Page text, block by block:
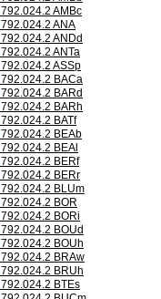
792.024.2 AMBc
792.024.2 ANA
792.024.2 ANDd
792.024.2 ANTa
792.024.2 ASSp
792.024.2 BACa
792.024.2 BARd
792.024.2 BARh
792.024.2 BATf
792.024.2 BEAb
792.024.2 BEAl
792.024.2 BERf
792.024.2 BERr
792.024.2 BLUm
792.024.2 BOR
792.024.2 BORi
792.024.2 BOUd
792.024.2 BOUh
792.024.2 BRAw
792.024.2 BRUh
792.024.2 BTEs